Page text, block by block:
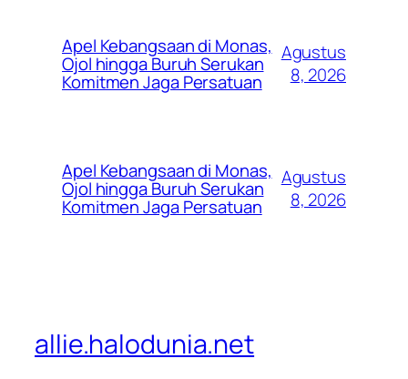
Apel Kebangsaan di Monas,
Ojol hingga Buruh Serukan
Komitmen Jaga Persatuan
Agustus
8, 2026
Apel Kebangsaan di Monas,
Ojol hingga Buruh Serukan
Komitmen Jaga Persatuan
Agustus
8, 2026
allie.halodunia.net